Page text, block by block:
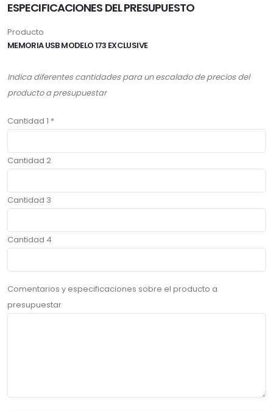
ESPECIFICACIONES DEL PRESUPUESTO
Producto
MEMORIA USB MODELO 173 EXCLUSIVE
Indica diferentes cantidades para un escalado de precios del
producto a presupuestar
Cantidad 1 *
Cantidad 2
Cantidad 3
Cantidad 4
Comentarios y especificaciones sobre el producto a
presupuestar